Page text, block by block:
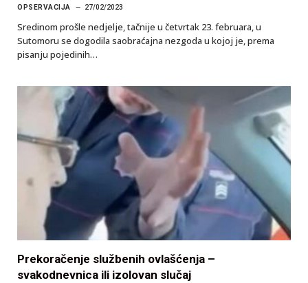
OPSERVACIJA 27/02/2023
Sredinom prošle nedjelje, tačnije u četvrtak 23. februara, u
Sutomoru se dogodila saobraćajna nezgoda u kojoj je, prema
pisanju pojedinih…
Prekoračenje službenih ovlašćenja –
svakodnevnica ili izolovan slučaj